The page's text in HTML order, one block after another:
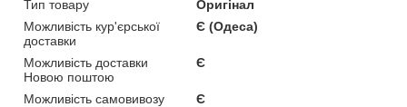
Тип товару
Оригінал
Можливість кур'єрської
доставки
Є (Одеса)
Можливість доставки
Новою поштою
Є
Можливість самовивозу
Є